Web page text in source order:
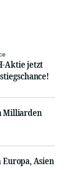
Aktie jetzt
Milliarden
Asien